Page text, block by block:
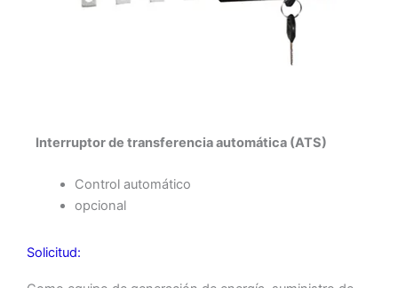
Interruptor de transferencia automática (ATS)
Control automático
opcional
Solicitud: